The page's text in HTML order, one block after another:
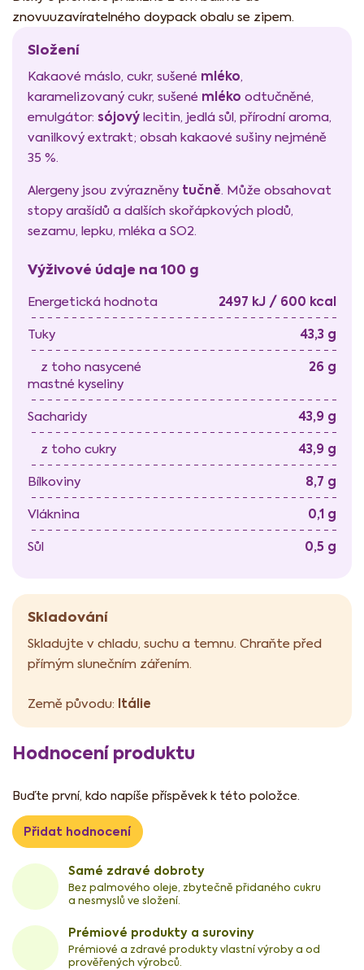
Samé zdravé dobroty
Bez palmového oleje, zbytečně přidaného cukru
a nesmyslů ve složení.
Prémiové produkty a suroviny
Prémiové a zdravé produkty vlastní výroby a od
prověřených výrobců.
znovuuzavíratelného doypack obalu se zipem.
Složení
Kakaové máslo, cukr, sušené mléko,
karamelizovaný cukr, sušené mléko odtučněné,
emulgátor: sójový lecitin, jedlá sůl, přírodní aroma,
vanilkový extrakt; obsah kakaové sušiny nejméně
35 %.
Alergeny jsou zvýrazněny tučně. Může obsahovat
stopy arašídů a dalších skořápkových plodů,
sezamu, lepku, mléka a SO2.
Výživové údaje na 100 g
Energetická hodnota 2497 kJ / 600 kcal
Tuky 43,3 g
z toho nasycené
mastné kyseliny
26 g
Sacharidy 43,9 g
z toho cukry 43,9 g
Bílkoviny 8,7 g
Vláknina 0,1 g
Sůl 0,5 g
Skladování
Skladujte v chladu, suchu a temnu. Chraňte před
přímým slunečním zářením.
Země původu: Itálie
Hodnocení produktu
Buďte první, kdo napíše příspěvek k této položce.
Přidat hodnocení